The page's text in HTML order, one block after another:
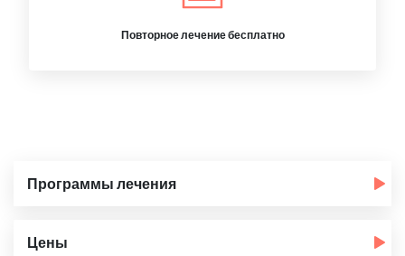
Повторное лечение бесплатно
Программы лечения
Цены